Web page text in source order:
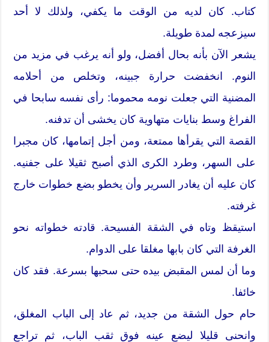
كتاب. كان لديه من الوقت ما يكفي، ولذلك لا أحد
سيزعجه لمدة طويلة.
يشعر الآن بأنه بحال أفضل، ولو أنه يرغب في مزيد من
النوم. انخفضت حرارة جبينه، وتخلص من أحلامه
المضنية التي جعلت نومه محموما: رأى نفسه سابحا في
الفراغ وسط بنايات متهاوية كان يخشى أن تدفنه.
القصة التي يقرأها ممتعة، ومن أجل إتمامها، كان مجبرا
على السهر، وطرد الكرى الذي أصبح ثقيلا على جفنيه.
كان عليه أن يغادر السرير وأن يخطو بضع خطوات خارج
غرفته.
استيقظ وتاه في الشقة الفسيحة. قادته خطواته نحو
الغرفة التي كان بابها مغلقا على الدوام.
وما أن لمس المقبض بيده حتى سحبها بسرعة. فقد كان
خائفا.
حام حول الشقة من جديد، ثم عاد إلى الباب المغلق،
وانحنى قليلا ليضع عينه فوق ثقب الباب، ثم تراجع